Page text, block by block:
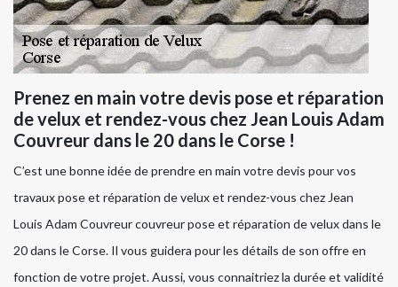
Prenez en main votre devis pose et réparation
de velux et rendez-vous chez Jean Louis Adam
Couvreur dans le 20 dans le Corse !
C’est une bonne idée de prendre en main votre devis pour vos
travaux pose et réparation de velux et rendez-vous chez Jean
Louis Adam Couvreur couvreur pose et réparation de velux dans le
20 dans le Corse. Il vous guidera pour les détails de son offre en
fonction de votre projet. Aussi, vous connaitriez la durée et validité